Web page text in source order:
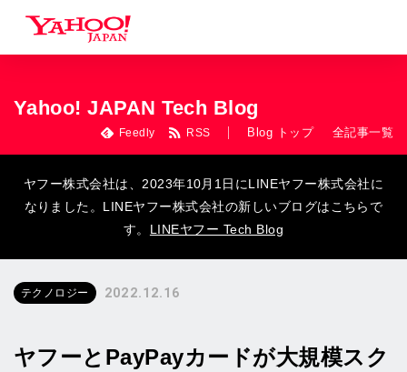
Yahoo! JAPAN Tech Blog
Feedly RSS Blog トップ 全記事一覧
ヤフー株式会社は、2023年10月1日にLINEヤフー株式会社に
なりました。LINEヤフー株式会社の新しいブログはこちらで
す。 LINEヤフー Tech Blog
テクノロジー 2022.12.16
ヤフーとPayPayカードが大規模スク